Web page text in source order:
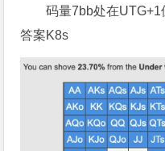
码量7bb处在
答案K8s